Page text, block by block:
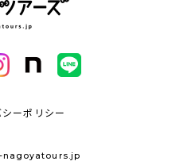
ーポリシー
nagoyatours.jp